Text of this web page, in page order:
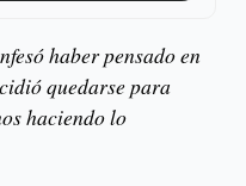
haber pensado en
quedarse para
haciendo lo